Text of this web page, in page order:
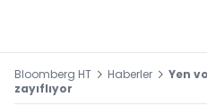
Bloomberg HT Haberler
Yen
zayıflıyor